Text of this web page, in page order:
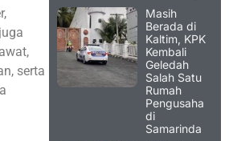
serta
Masih
Berada di
Kaltim, KPK
Kembali
Geledah
Salah Satu
Rumah
Pengusaha
di
Samarinda